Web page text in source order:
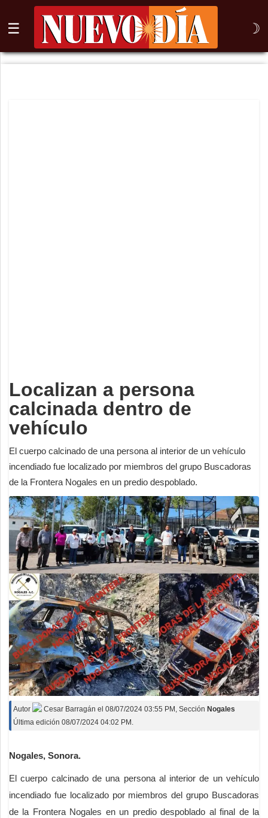
☰ ☽
⌕
Localizan a persona
calcinada dentro de
vehículo
El cuerpo calcinado de una persona al interior de un vehículo
incendiado fue localizado por miembros del grupo Buscadoras
de la Frontera Nogales en un predio despoblado.
Autor Cesar Barragán el 08/07/2024 03:55 PM, Sección Nogales
Última edición 08/07/2024 04:02 PM.
Nogales, Sonora.
El cuerpo calcinado de una persona al interior de un vehículo
incendiado fue localizado por miembros del grupo Buscadoras
de la Frontera Nogales en un predio despoblado al final de la